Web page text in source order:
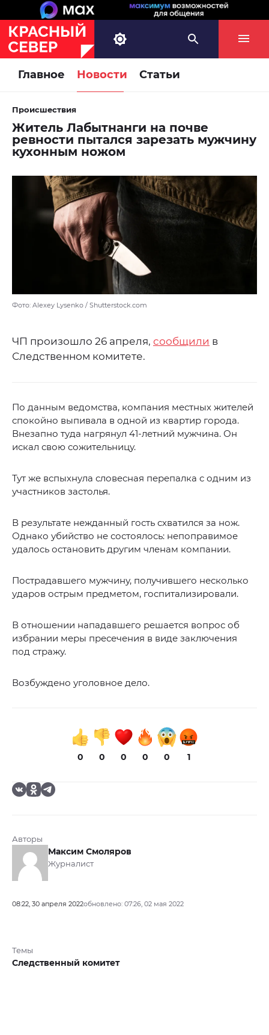
Главное Новости Статьи
Происшествия
Житель Лабытнанги на почве
ревности пытался зарезать мужчину
кухонным ножом
Фото: Alexey Lysenko / Shutterstock.com
ЧП произошло 26 апреля, сообщили в
Следственном комитете.
По данным ведомства, компания местных жителей
спокойно выпивала в одной из квартир города.
Внезапно туда нагрянул 41-летний мужчина. Он
искал свою сожительницу.
Тут же вспыхнула словесная перепалка с одним из
участников застолья.
В результате нежданный гость схватился за нож.
Однако убийство не состоялось: непоправимое
удалось остановить другим членам компании.
Пострадавшего мужчину, получившего несколько
ударов острым предметом, госпитализировали.
В отношении нападавшего решается вопрос об
избрании меры пресечения в виде заключения
под стражу.
Возбуждено уголовное дело.
0 0 0 0 0 1
Авторы
Максим Смоляров
Журналист
08:22, 30 апреля 2022обновлено: 07:26, 02 мая 2022
Темы
Следственный комитет